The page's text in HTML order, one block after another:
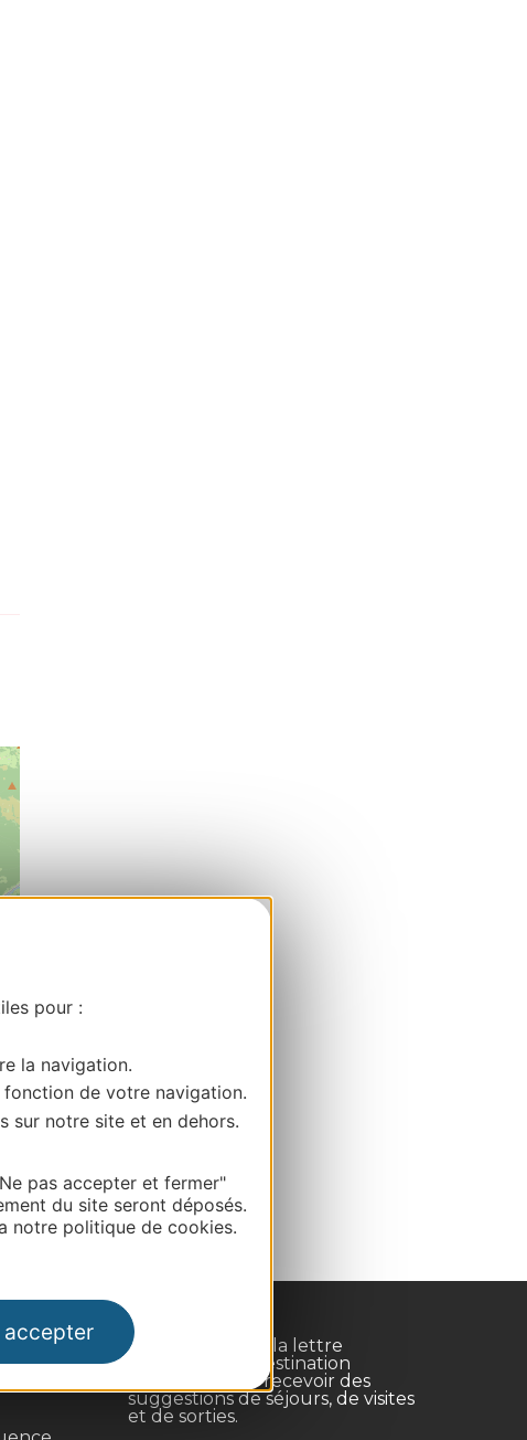
pour :
la navigation.
fonction de votre navigation.
sur notre site et en dehors.
pas accepter et fermer"
du site seront déposés.
notre politique de cookies.
accepter
Inscrivez-vous à la lettre
d'information Destination
Occitanie pour recevoir des
suggestions de séjours, de visites
et de sorties.